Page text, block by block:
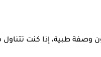
وصفة طبية، إذا كنت